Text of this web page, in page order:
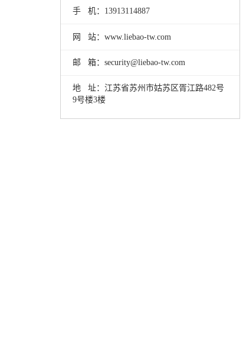
手 机： 13913114887
网 站：www.liebao-tw.com
邮 箱：security@liebao-tw.com
地 址：江苏省苏州市姑苏区胥江路482号
9号楼3楼